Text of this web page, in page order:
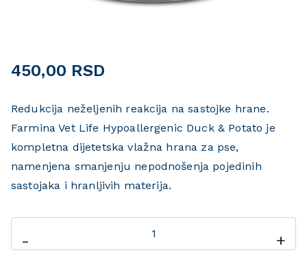
450,00 RSD
Redukcija neželjenih reakcija na sastojke hrane.
Farmina Vet Life Hypoallergenic Duck & Potato je
kompletna dijetetska vlažna hrana za pse,
namenjena smanjenju nepodnošenja pojedinih
sastojaka i hranljivih materija.
- +